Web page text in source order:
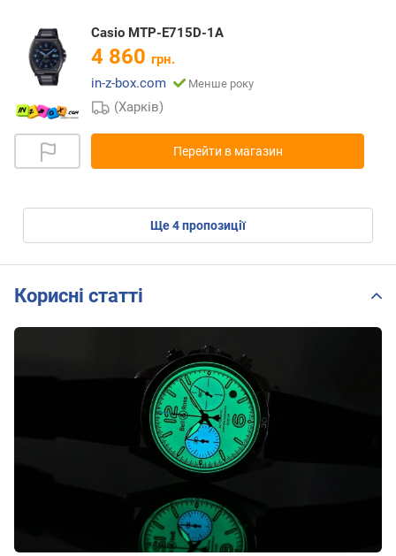
Casio MTP-E715D-1A
4 860 грн.
in-z-box.com
Менше року
(Харків)
Перейти в магазин
ще4пропозиції
Корисні статті